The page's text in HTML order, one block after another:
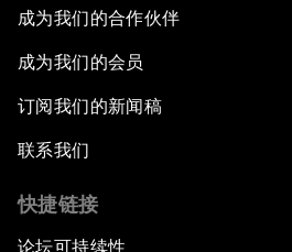
成为我们的合作伙伴
成为我们的会员
订阅我们的新闻稿
联系我们
快捷链接
论坛可持续性